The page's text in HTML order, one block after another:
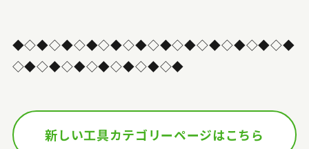
◆◇◆◇◆◇◆◇◆◇◆◇◆◇◆◇◆◇◆◇◆◇◆
◇◆◇◆◇◆◇◆◇◆◇◆◇◆
新しい工具カテゴリーページはこちら